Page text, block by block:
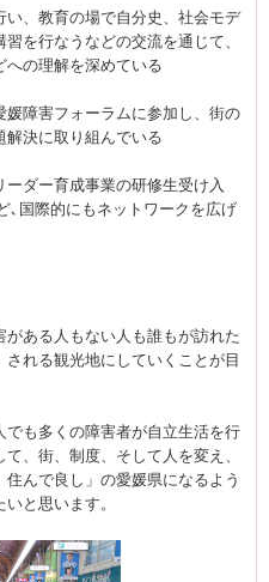
い、教育の場で自分史、社会モデ
を行なうなどの交流を通じて、
への理解を深めている
媛障害フォーラムに参加し、街の
解決に取り組んでいる
ーダー育成事業の研修生受け入
､国際的にもネットワークを広げ
ある人もない人も誰もが訪れた
れる観光地にしていくことが目
も多くの障害者が自立生活を行
、街、制度、そして人を変え、
んで良し」の愛媛県になるよう
と思います。